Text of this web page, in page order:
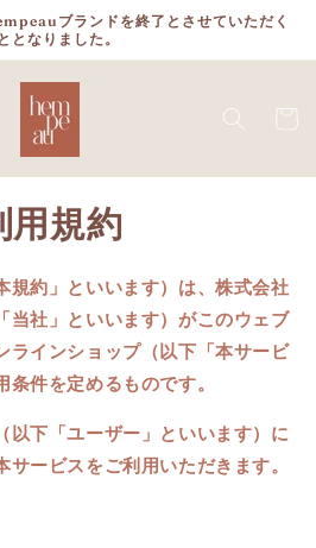
ブランドを終了とさせていただく
となりました。
ー
用規約
規約」といいます）は、株式会社
当社」といいます）がこのウェブ
ラインショップ（以下「本サービ
件を定めるものです。
以下「ユーザー」といいます）に
ービスをご利用いただきます。